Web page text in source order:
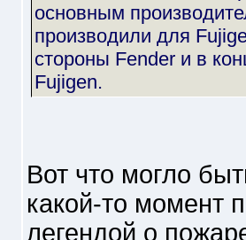
основным
производили для
стороны Fender и в
Fujigen.
Вот что могло
какой-то момент
легендой о